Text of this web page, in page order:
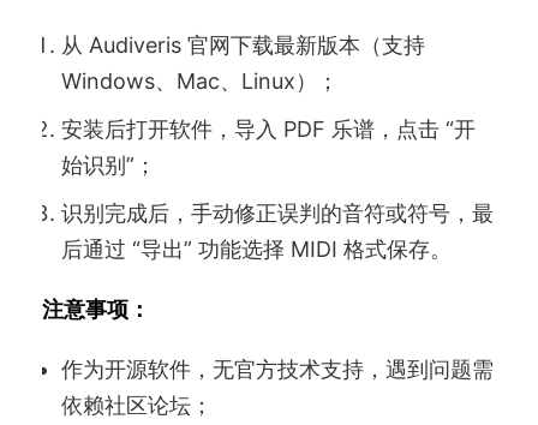
从 Audiveris 官网下载最新版本（支持
Windows、Mac、Linux）；
安装后打开软件，导入 PDF 乐谱，点击 “开
始识别”；
识别完成后，手动修正误判的音符或符号，最
后通过 “导出” 功能选择 MIDI 格式保存。
注意事项：
作为开源软件，无官方技术支持，遇到问题需
依赖社区论坛；